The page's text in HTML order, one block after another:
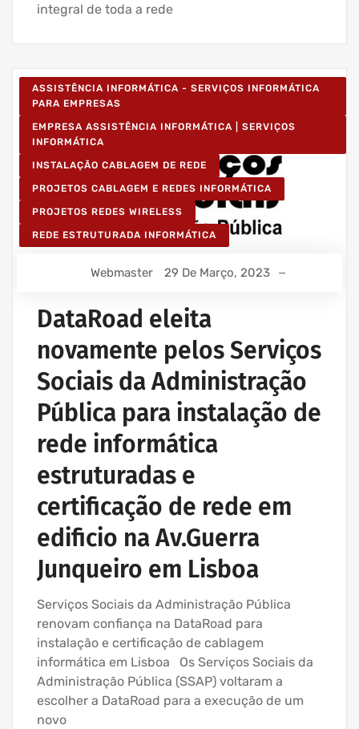
integral de toda a rede
ASSISTÊNCIA INFORMÁTICA - SERVIÇOS INFORMÁTICA
PARA EMPRESAS
EMPRESA ASSISTÊNCIA INFORMÁTICA | SERVIÇOS
INFORMÁTICA
INSTALAÇÃO CABLAGEM DE REDE
PROJETOS CABLAGEM E REDES INFORMÁTICA
PROJETOS REDES WIRELESS
REDE ESTRUTURADA INFORMÁTICA
Webmaster 29 De Março, 2023
DataRoad eleita
novamente pelos Serviços
Sociais da Administração
Pública para instalação de
rede informática
estruturadas e
certificação de rede em
edificio na Av.Guerra
Junqueiro em Lisboa
Serviços Sociais da Administração Pública
renovam confiança na DataRoad para
instalação e certificação de cablagem
informática em Lisboa Os Serviços Sociais da
Administração Pública (SSAP) voltaram a
escolher a DataRoad para a execução de um
novo